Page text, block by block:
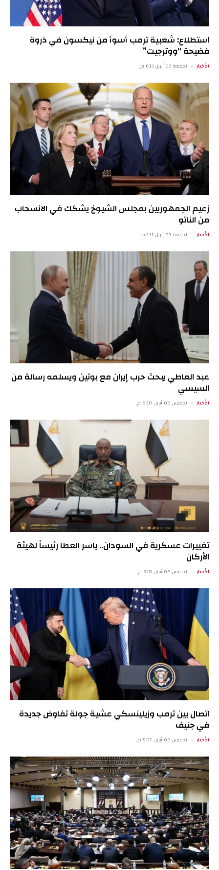
استطلاع: شعبية ترمب أسوأ من نيكسون في ذروة
فضيحة “ووترجيت”
الأخبار الجمعة 03 أبريل 6:13 ص
زعيم الجمهوريين بمجلس الشيوخ يشكك في الانسحاب
من الناتو
الأخبار الجمعة 03 أبريل 1:11 ص
عبد العاطي يبحث حرب إيران مع بوتين ويسلمه رسالة من
السيسي
الأخبار الخميس 02 أبريل 8:10 م
تغييرات عسكرية في السودان.. ياسر العطا رئيساً لهيئة
الأركان
الأخبار الخميس 02 أبريل 3:10 م
اتصال بين ترمب وزيلينسكي عشية جولة تفاوض جديدة
في جنيف
الأخبار الخميس 02 أبريل 5:07 ص